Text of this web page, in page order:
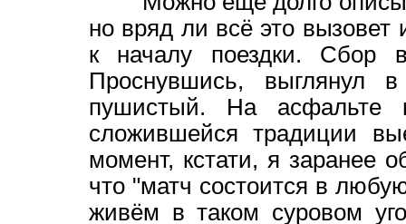
но вряд ли всё это вызовет
к началу поездки. Сбор
Проснувшись, выглянул
пушистый. На асфальте
сложившейся традиции
момент, кстати, я заранее
что "матч состоится в
живём в таком суровом